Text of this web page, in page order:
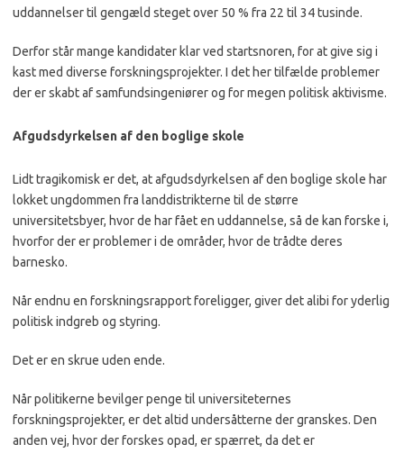
uddannelser til gengæld steget over 50 % fra 22 til 34 tusinde.
Derfor står mange kandidater klar ved startsnoren, for at give sig i
kast med diverse forskningsprojekter. I det her tilfælde problemer
der er skabt af samfundsingeniører og for megen politisk aktivisme.
Afgudsdyrkelsen af den boglige skole
Lidt tragikomisk er det, at afgudsdyrkelsen af den boglige skole har
lokket ungdommen fra landdistrikterne til de større
universitetsbyer, hvor de har fået en uddannelse, så de kan forske i,
hvorfor der er problemer i de områder, hvor de trådte deres
barnesko.
Når endnu en forskningsrapport foreligger, giver det alibi for yderlig
politisk indgreb og styring.
Det er en skrue uden ende.
Når politikerne bevilger penge til universiteternes
forskningsprojekter, er det altid undersåtterne der granskes. Den
anden vej, hvor der forskes opad, er spærret, da det er